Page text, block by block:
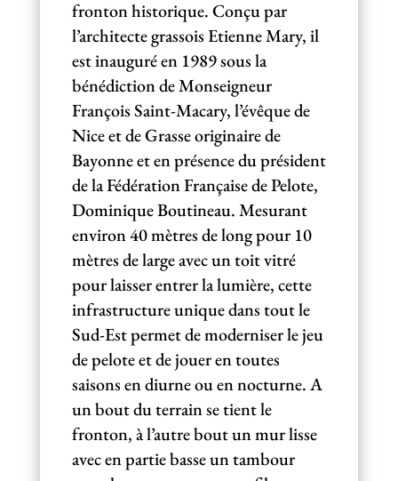
fronton historique. Conçu par
l’architecte grassois Etienne Mary, il
est inauguré en 1989 sous la
bénédiction de Monseigneur
François Saint-Macary, l’évêque de
Nice et de Grasse originaire de
Bayonne et en présence du président
de la Fédération Française de Pelote,
Dominique Boutineau. Mesurant
environ 40 mètres de long pour 10
mètres de large avec un toit vitré
pour laisser entrer la lumière, cette
infrastructure unique dans tout le
Sud-Est permet de moderniser le jeu
de pelote et de jouer en toutes
saisons en diurne ou en nocturne. A
un bout du terrain se tient le
fronton, à l’autre bout un mur lisse
avec en partie basse un tambour